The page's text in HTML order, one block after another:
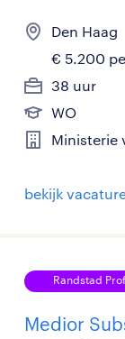
Den Haag
€ 5.200
38 uur
WO
Ministerie
bekijk
Randstad
Medior